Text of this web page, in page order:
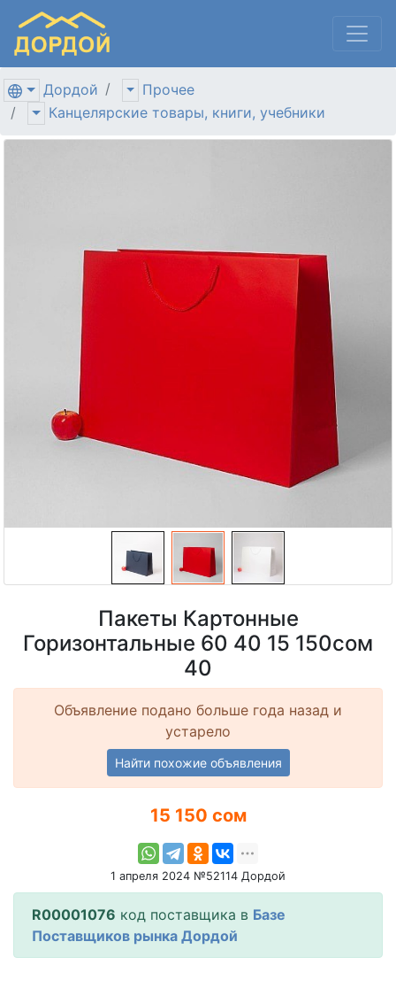
Дордой
Прочее
Канцелярские товары, книги, учебники
Пакеты Картонные
Горизонтальные 60 40 15 150сом
40
Объявление подано больше года назад и
устарело
Найти похожие объявления
15 150 сом
1 апреля 2024 №52114 Дордой
R00001076 код поставщика в Базе
Поставщиков рынка Дордой